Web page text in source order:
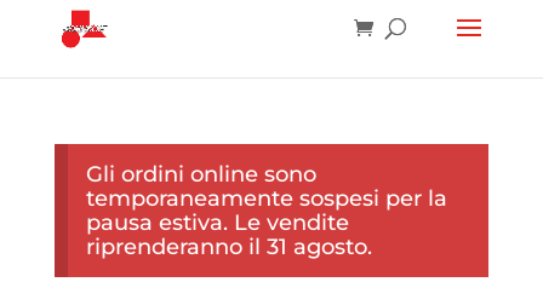
Gli ordini online sono
temporaneamente sospesi per la
pausa estiva. Le vendite
riprenderanno il 31 agosto.